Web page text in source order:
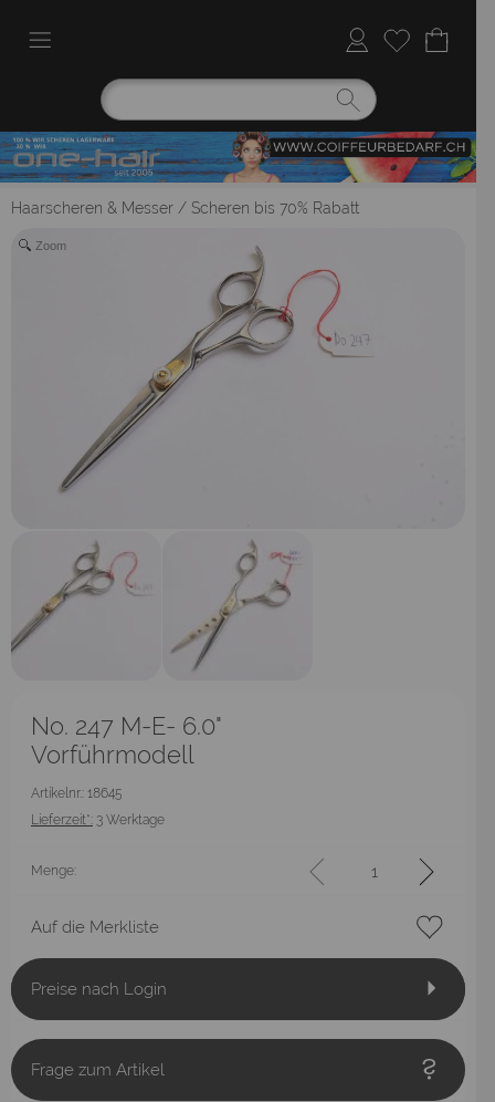
Haarscheren & Messer / Scheren bis 70% Rabatt
Zoom
No. 247 M-E- 6.0"
Vorführmodell
Artikelnr.: 18645
Lieferzeit*: 3 Werktage
Menge:
Auf die Merkliste
Preise nach Login
Frage zum Artikel